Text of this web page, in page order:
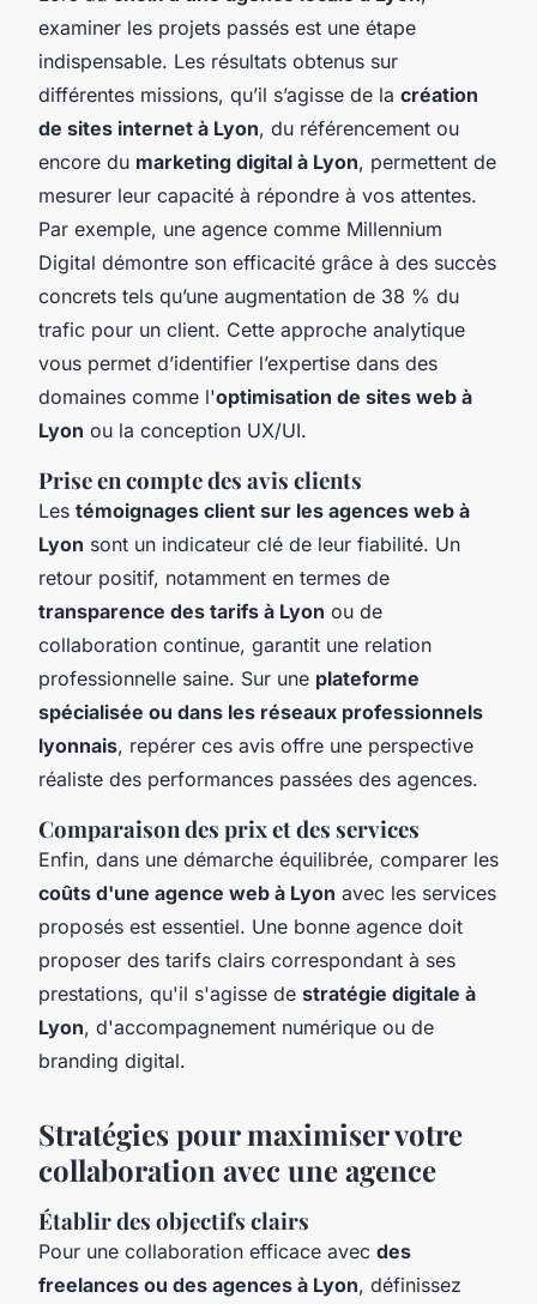
examiner les projets passés est une étape
indispensable. Les résultats obtenus sur
différentes missions, qu’il s’agisse de la création
de sites internet à Lyon, du référencement ou
encore du marketing digital à Lyon, permettent de
mesurer leur capacité à répondre à vos attentes.
Par exemple, une agence comme Millennium
Digital démontre son efficacité grâce à des succès
concrets tels qu’une augmentation de 38 % du
trafic pour un client. Cette approche analytique
vous permet d’identifier l’expertise dans des
domaines comme l'optimisation de sites web à
Lyon ou la conception UX/UI.
Prise en compte des avis clients
Les témoignages client sur les agences web à
Lyon sont un indicateur clé de leur fiabilité. Un
retour positif, notamment en termes de
transparence des tarifs à Lyon ou de
collaboration continue, garantit une relation
professionnelle saine. Sur une plateforme
spécialisée ou dans les réseaux professionnels
lyonnais, repérer ces avis offre une perspective
réaliste des performances passées des agences.
Comparaison des prix et des services
Enfin, dans une démarche équilibrée, comparer les
coûts d'une agence web à Lyon avec les services
proposés est essentiel. Une bonne agence doit
proposer des tarifs clairs correspondant à ses
prestations, qu'il s'agisse de stratégie digitale à
Lyon, d'accompagnement numérique ou de
branding digital.
Stratégies pour maximiser votre
collaboration avec une agence
Établir des objectifs clairs
Pour une collaboration efficace avec des
freelances ou des agences à Lyon, définissez